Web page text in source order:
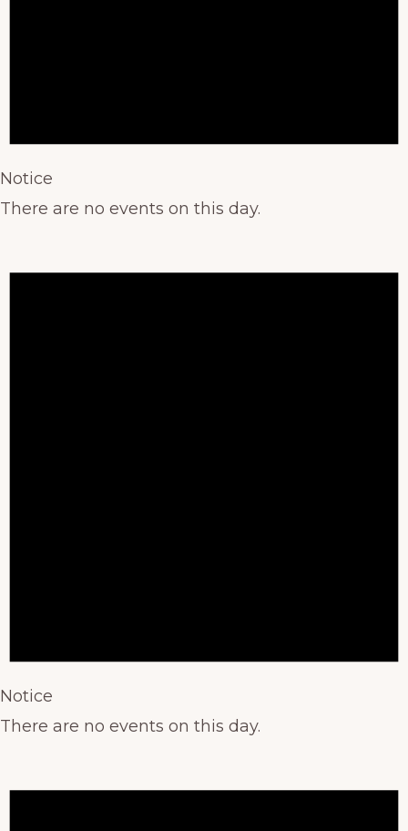
Notice
There are no events on this day.
Notice
There are no events on this day.